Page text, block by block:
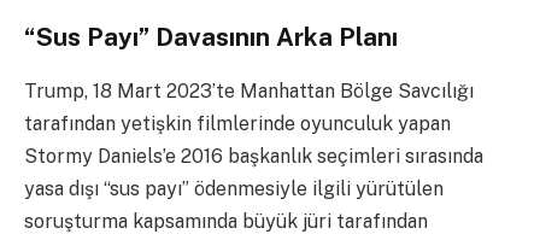
“Sus Payı” Davasının Arka Planı
Trump, 18 Mart 2023’te Manhattan Bölge Savcılığı
tarafından yetişkin filmlerinde oyunculuk yapan
Stormy Daniels’e 2016 başkanlık seçimleri sırasında
yasa dışı “sus payı” ödenmesiyle ilgili yürütülen
soruşturma kapsamında büyük jüri tarafından